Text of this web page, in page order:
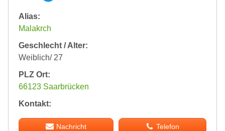
Alias:
Malakrch
Geschlecht / Alter:
Weiblich/ 27
PLZ Ort:
66123 Saarbrücken
Kontakt:
Nachricht Telefon